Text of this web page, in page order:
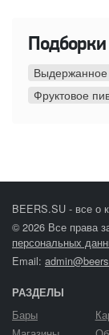
Фруктовое
BEERS.SU - все о
© 2026 Все права
персональных
Email:
РАЗДЕЛЫ
Бары